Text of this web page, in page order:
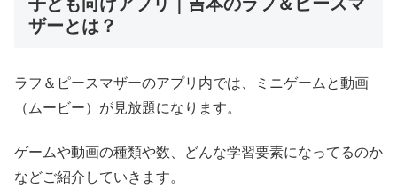
子ども向けアプリ｜吉本のラフ＆ピースマ
ザーとは？
ラフ＆ピースマザーのアプリ内では、ミニゲームと動画
（ムービー）が見放題になります。
ゲームや動画の種類や数、どんな学習要素になってるのか
などご紹介していきます。